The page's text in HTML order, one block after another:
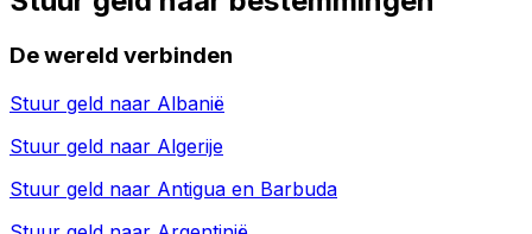
De wereld verbinden
Stuur geld naar Albanië
Stuur geld naar Algerije
Stuur geld naar Antigua en Barbuda